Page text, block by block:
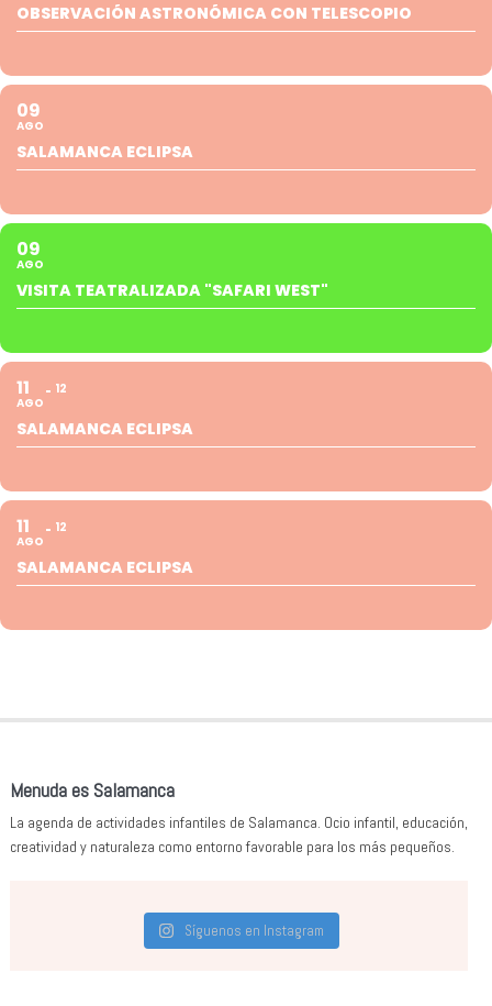
OBSERVACIÓN ASTRONÓMICA CON TELESCOPIO
09
AGO
SALAMANCA ECLIPSA
09
AGO
VISITA TEATRALIZADA "SAFARI WEST"
11
AGO
12
SALAMANCA ECLIPSA
11
AGO
12
SALAMANCA ECLIPSA
Menuda es Salamanca
La agenda de actividades infantiles de Salamanca. Ocio infantil, educación,
creatividad y naturaleza como entorno favorable para los más pequeños.
Síguenos en Instagram